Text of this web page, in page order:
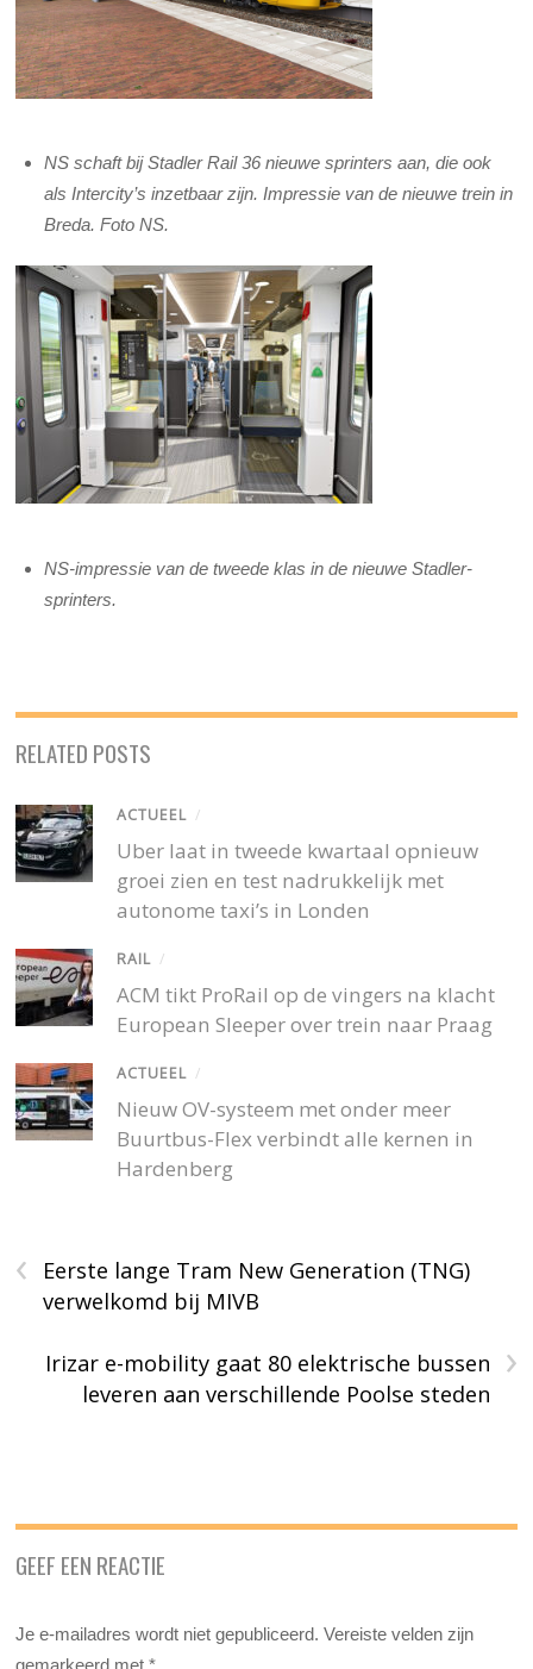
NS schaft bij Stadler Rail 36 nieuwe sprinters aan, die ook
als Intercity’s inzetbaar zijn. Impressie van de nieuwe trein in
Breda. Foto NS.
NS-impressie van de tweede klas in de nieuwe Stadler-
sprinters.
RELATED POSTS
ACTUEEL /
Uber laat in tweede kwartaal opnieuw
groei zien en test nadrukkelijk met
autonome taxi’s in Londen
RAIL /
ACM tikt ProRail op de vingers na klacht
European Sleeper over trein naar Praag
ACTUEEL /
Nieuw OV-systeem met onder meer
Buurtbus-Flex verbindt alle kernen in
Hardenberg
‹
Eerste lange Tram New Generation (TNG)
verwelkomd bij MIVB
›
Irizar e-mobility gaat 80 elektrische bussen
leveren aan verschillende Poolse steden
GEEF EEN REACTIE
Je e-mailadres wordt niet gepubliceerd. Vereiste velden zijn